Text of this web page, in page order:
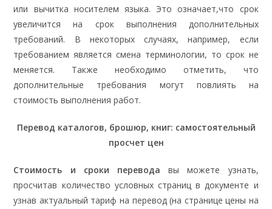
или вычитка носителем языка. Это означает,что срок
увеличится на срок выполнения дополнительных
требований. В некоторых случаях, например, если
требованием является смена терминологии, то срок не
меняется. Также необходимо отметить, что
дополнительные требования могут повлиять на
стоимость выполнения работ.
Перевод каталогов, брошюр, книг: самостоятельный
просчет цен
Стоимость и сроки перевода вы можете узнать,
просчитав количество условных страниц в документе и
узнав актуальный тариф на перевод (на странице цены на